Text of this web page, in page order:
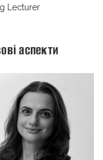
Lecturer
аспекти